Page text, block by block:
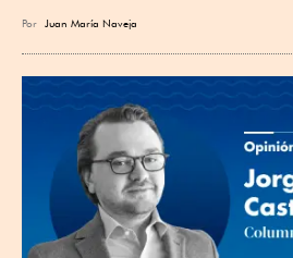
Por Juan María Naveja